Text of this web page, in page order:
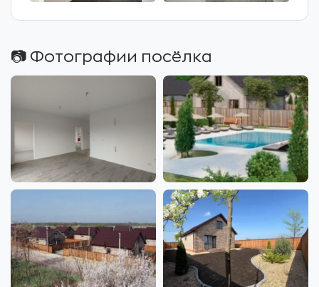
📷 Фотографии посёлка